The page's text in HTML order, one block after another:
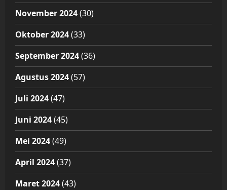
November 2024(30)
Oktober 2024(33)
September 2024(36)
Agustus 2024(57)
Juli 2024(47)
Juni 2024(45)
Mei 2024(49)
April 2024(37)
Maret 2024(43)